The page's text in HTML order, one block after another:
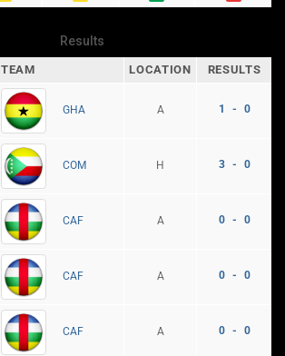
Results
TEAM LOCATION RESULTS
GHA A 1 - 0
COM H 3 - 0
CAF A 0 - 0
CAF A 0 - 0
CAF A 0 - 0